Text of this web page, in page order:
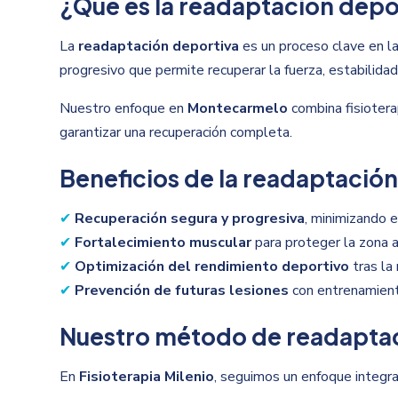
La readaptación deportiva es un proceso clave en
progresivo que permite recuperar la fuerza,
Nuestro enfoque en Montecarmelo combina
garantizar una recuperación completa.
Beneficios de la
✔ Recuperación segura y progresiva, minimizando
✔ Fortalecimiento muscularpara proteger la zona
✔ Optimización del rendimiento deportivo tras la
✔ Prevención de futuras lesiones con
Nuestro método de
En Fisioterapia Milenio, seguimos un enfoque